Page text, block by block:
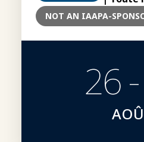
NOT AN IAAPA-
26